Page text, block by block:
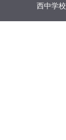
西中学校